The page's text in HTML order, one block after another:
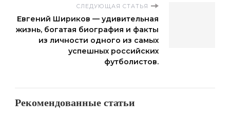
СЛЕДУЮЩАЯ СТАТЬЯ
Евгений Шириков — удивительная
жизнь, богатая биография и факты
из личности одного из самых
успешных российских
футболистов.
Рекомендованные статьи